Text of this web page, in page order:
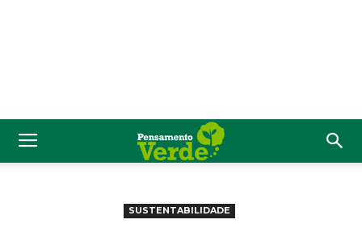
SUSTENTABILIDADE